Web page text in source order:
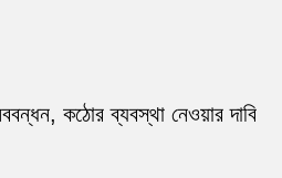
কঠোর ব্যবস্থা নেওয়ার দাবি